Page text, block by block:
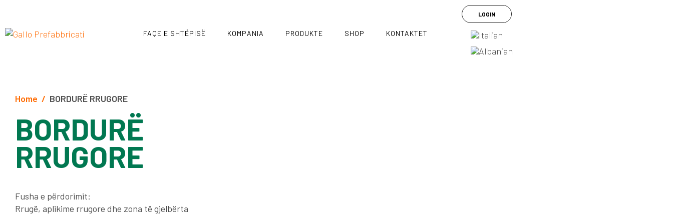
FAQE E SHTËPISË KOMPANIA PRODUKTE SHOP KONTAKTET
LOGIN
Home BORDURË RRUGORE
BORDURË
RRUGORE
Fusha e përdorimit:
Rrugë, aplikime rrugore dhe zona të gjelbërta